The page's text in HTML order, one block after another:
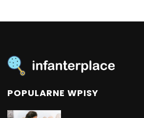
POPULARNE WPISY